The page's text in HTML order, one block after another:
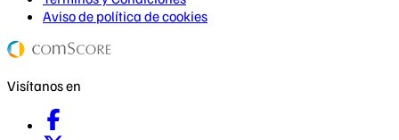
Aviso de política de cookies
Visítanos en